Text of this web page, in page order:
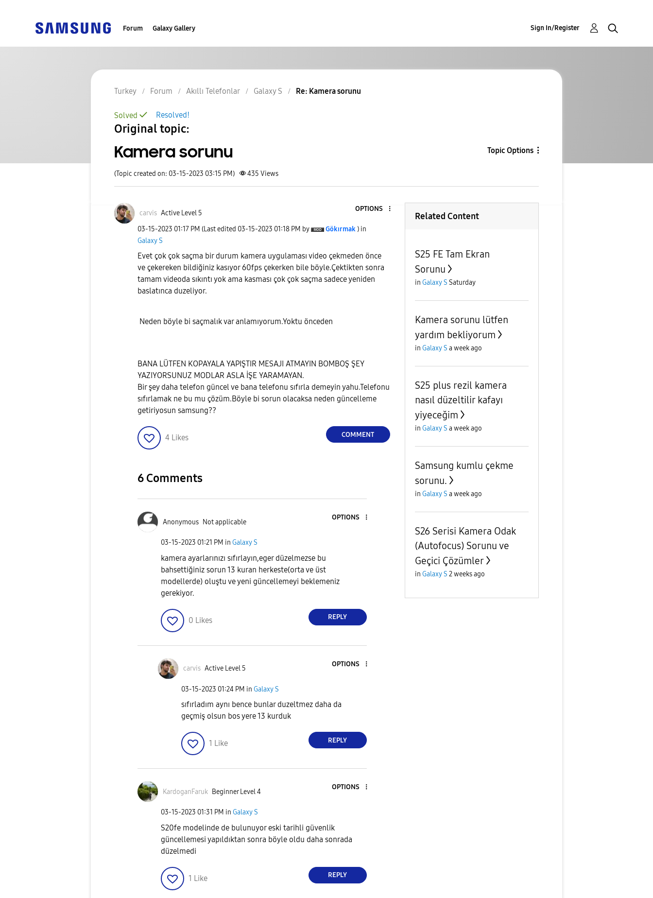
Forum Galaxy Gallery Sign In/Register
Turkey Forum Akıllı Telefonlar Galaxy S Re: Kamera sorunu
Resolved!
Solved
Original topic:
Kamera sorunu Topic Options
(Topic created on: 03-15-2023 03:15 PM) 435 Views
carvis Active Level 5
OPTIONS
‎03-15-2023 01:17 PM (Last edited ‎03-15-2023 01:18 PM by Gökırmak ) in
Galaxy S
Evet çok çok saçma bir durum kamera uygulaması video çekmeden önce
ve çekereken bildiğiniz kasıyor 60fps çekerken bile böyle.Çektikten sonra
tamam videoda sıkıntı yok ama kasması çok çok saçma sadece yeniden
baslatınca duzeliyor.
Neden böyle bi saçmalık var anlamıyorum.Yoktu önceden
BANA LÜTFEN KOPAYALA YAPIŞTIR MESAJI ATMAYIN BOMBOŞ ŞEY
YAZIYORSUNUZ MODLAR ASLA İŞE YARAMAYAN.
Bir şey daha telefon güncel ve bana telefonu sıfırla demeyin yahu.Telefonu
sıfırlamak ne bu mu çözüm.Böyle bi sorun olacaksa neden güncelleme
getiriyosun samsung??
4 Likes COMMENT
6 Comments
Anonymous Not applicable
OPTIONS
‎03-15-2023 01:21 PM in Galaxy S
kamera ayarlarınızı sıfırlayın,eger düzelmezse bu
bahsettiğiniz sorun 13 kuran herkeste(orta ve üst
modellerde) oluştu ve yeni güncellemeyi beklemeniz
gerekiyor.
0 Likes REPLY
carvis Active Level 5
OPTIONS
‎03-15-2023 01:24 PM in Galaxy S
sıfırladım aynı bence bunlar duzeltmez daha da
geçmiş olsun bos yere 13 kurduk
1 Like REPLY
KardoganFaruk Beginner Level 4
OPTIONS
‎03-15-2023 01:31 PM in Galaxy S
S20fe modelinde de bulunuyor eski tarihli güvenlik
güncellemesi yapıldıktan sonra böyle oldu daha sonrada
düzelmedi
1 Like REPLY
Related Content
S25 FE Tam Ekran
Sorunu
in Galaxy S Saturday
Kamera sorunu lütfen
yardım bekliyorum
in Galaxy S a week ago
S25 plus rezil kamera
nasıl düzeltilir kafayı
yiyeceğim
in Galaxy S a week ago
Samsung kumlu çekme
sorunu.
in Galaxy S a week ago
S26 Serisi Kamera Odak
(Autofocus) Sorunu ve
Geçici Çözümler
in Galaxy S 2 weeks ago